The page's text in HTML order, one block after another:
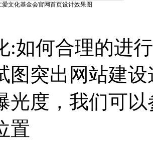
爱文化基金会官网首页设计效果图
:如何合理的进
图突出网站建
光度，我们可
置